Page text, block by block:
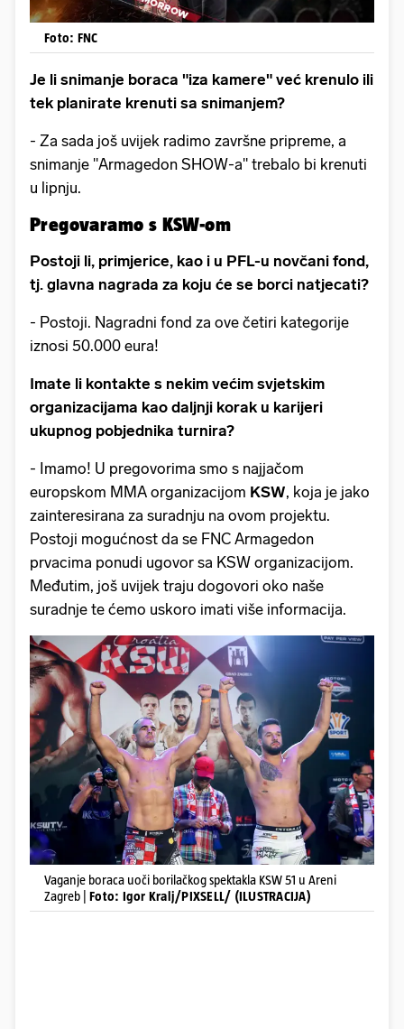
Foto: FNC
Je li snimanje boraca "iza kamere" već krenulo ili
tek planirate krenuti sa snimanjem?
- Za sada još uvijek radimo završne pripreme, a
snimanje "Armagedon SHOW-a" trebalo bi krenuti
u lipnju.
Pregovaramo s KSW-om
Postoji li, primjerice, kao i u PFL-u novčani fond,
tj. glavna nagrada za koju će se borci natjecati?
- Postoji. Nagradni fond za ove četiri kategorije
iznosi 50.000 eura!
Imate li kontakte s nekim većim svjetskim
organizacijama kao daljnji korak u karijeri
ukupnog pobjednika turnira?
- Imamo! U pregovorima smo s najjačom
europskom MMA organizacijom KSW, koja je jako
zainteresirana za suradnju na ovom projektu.
Postoji mogućnost da se FNC Armagedon
prvacima ponudi ugovor sa KSW organizacijom.
Međutim, još uvijek traju dogovori oko naše
suradnje te ćemo uskoro imati više informacija.
Vaganje boraca uoči borilačkog spektakla KSW 51 u Areni
Zagreb | Foto: Igor Kralj/PIXSELL/ (ILUSTRACIJA)